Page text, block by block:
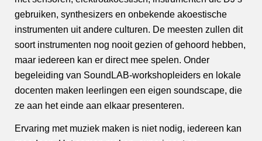
gebruiken, synthesizers en onbekende akoestische
instrumenten uit andere culturen. De meesten zullen dit
soort instrumenten nog nooit gezien of gehoord hebben,
maar iedereen kan er direct mee spelen. Onder
begeleiding van SoundLAB-workshopleiders en lokale
docenten maken leerlingen een eigen soundscape, die
ze aan het einde aan elkaar presenteren.
Ervaring met muziek maken is niet nodig, iedereen kan